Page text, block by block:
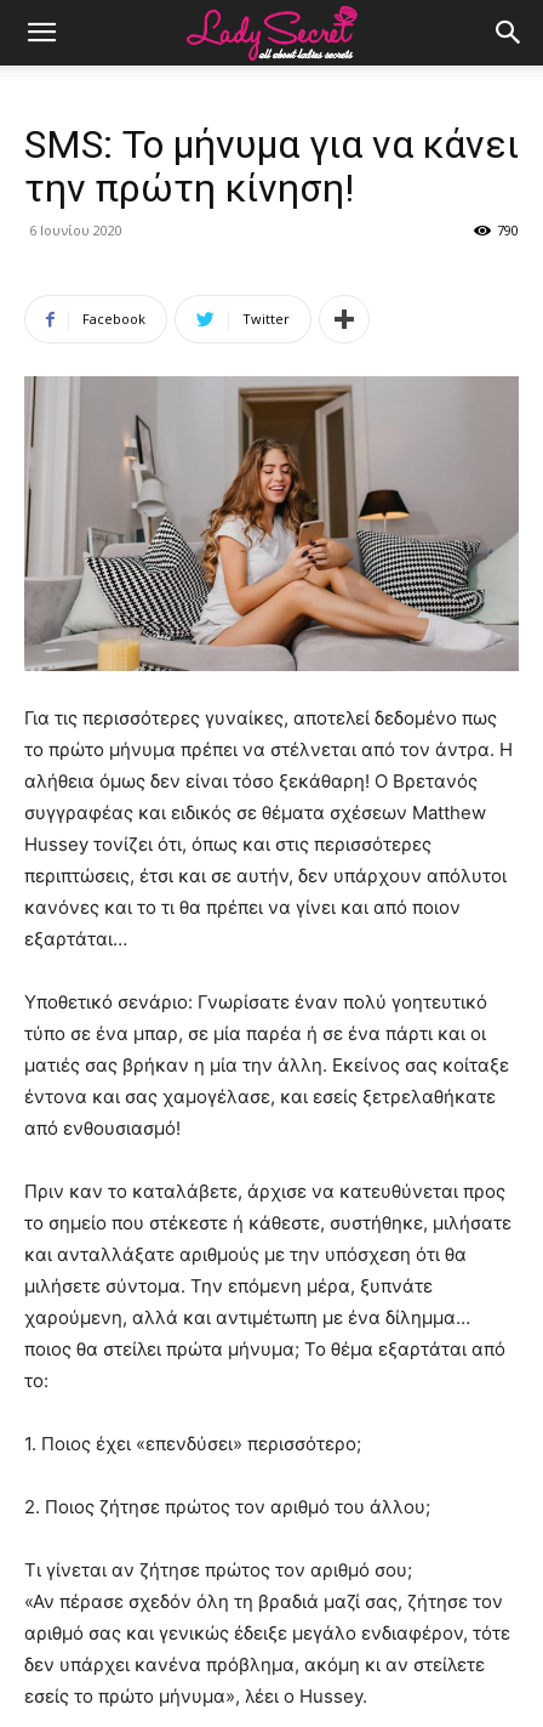
SMS: Το μήνυμα για να κάνει
την πρώτη κίνηση!
6 Ιουνίου 2020 790
Facebook Twitter
Για τις περισσότερες γυναίκες, αποτελεί δεδομένο πως
το πρώτο μήνυμα πρέπει να στέλνεται από τον άντρα. Η
αλήθεια όμως δεν είναι τόσο ξεκάθαρη! Ο Βρετανός
συγγραφέας και ειδικός σε θέματα σχέσεων Matthew
Hussey τονίζει ότι, όπως και στις περισσότερες
περιπτώσεις, έτσι και σε αυτήν, δεν υπάρχουν απόλυτοι
κανόνες και το τι θα πρέπει να γίνει και από ποιον
εξαρτάται…
Υποθετικό σενάριο: Γνωρίσατε έναν πολύ γοητευτικό
τύπο σε ένα μπαρ, σε μία παρέα ή σε ένα πάρτι και οι
ματιές σας βρήκαν η μία την άλλη. Εκείνος σας κοίταξε
έντονα και σας χαμογέλασε, και εσείς ξετρελαθήκατε
από ενθουσιασμό!
Πριν καν το καταλάβετε, άρχισε να κατευθύνεται προς
το σημείο που στέκεστε ή κάθεστε, συστήθηκε, μιλήσατε
και ανταλλάξατε αριθμούς με την υπόσχεση ότι θα
μιλήσετε σύντομα. Την επόμενη μέρα, ξυπνάτε
χαρούμενη, αλλά και αντιμέτωπη με ένα δίλημμα…
ποιος θα στείλει πρώτα μήνυμα; Το θέμα εξαρτάται από
το:
1. Ποιος έχει «επενδύσει» περισσότερο;
2. Ποιος ζήτησε πρώτος τον αριθμό του άλλου;
Τι γίνεται αν ζήτησε πρώτος τον αριθμό σου;
«Αν πέρασε σχεδόν όλη τη βραδιά μαζί σας, ζήτησε τον
αριθμό σας και γενικώς έδειξε μεγάλο ενδιαφέρον, τότε
δεν υπάρχει κανένα πρόβλημα, ακόμη κι αν στείλετε
εσείς το πρώτο μήνυμα», λέει ο Hussey.